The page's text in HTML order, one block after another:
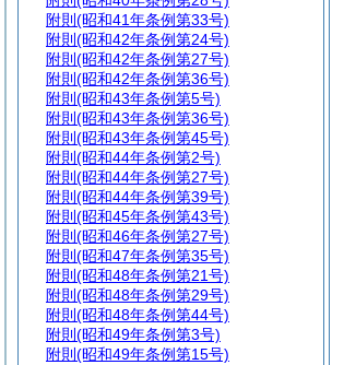
附則 (昭和41年条例第33号)
附則 (昭和42年条例第24号)
附則 (昭和42年条例第27号)
附則 (昭和42年条例第36号)
附則 (昭和43年条例第5号)
附則 (昭和43年条例第36号)
附則 (昭和43年条例第45号)
附則 (昭和44年条例第2号)
附則 (昭和44年条例第27号)
附則 (昭和44年条例第39号)
附則 (昭和45年条例第43号)
附則 (昭和46年条例第27号)
附則 (昭和47年条例第35号)
附則 (昭和48年条例第21号)
附則 (昭和48年条例第29号)
附則 (昭和48年条例第44号)
附則 (昭和49年条例第3号)
附則 (昭和49年条例第15号)